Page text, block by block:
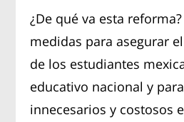
¿De qué va esta
medidas para asegurar
de los estudiantes
educativo nacional y
innecesarios y costosos